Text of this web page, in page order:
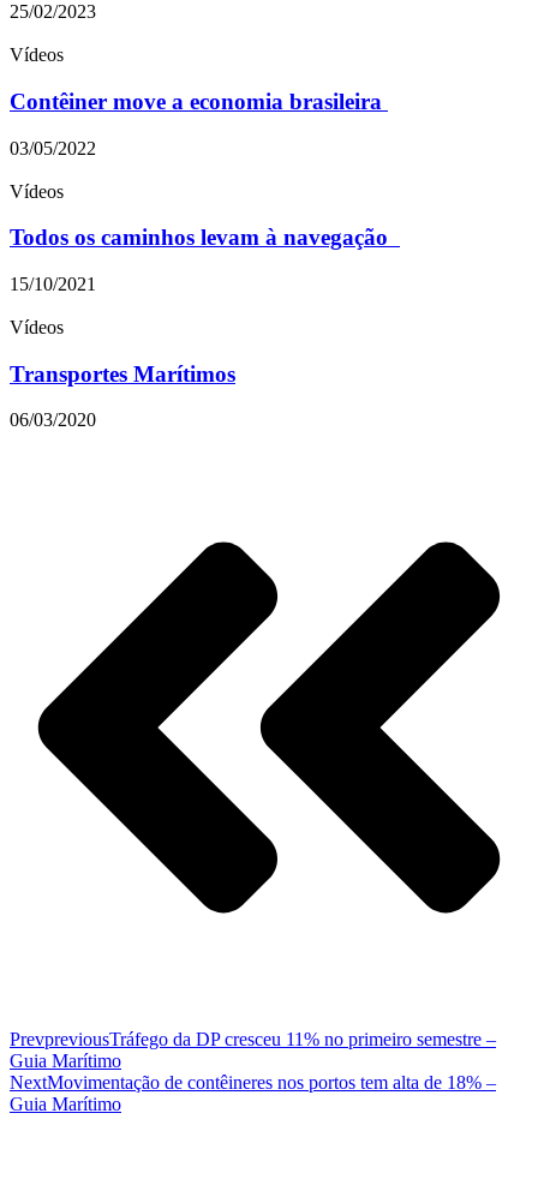
25/02/2023
Vídeos
Contêiner move a economia brasileira
03/05/2022
Vídeos
Todos os caminhos levam à navegação
15/10/2021
Vídeos
Transportes Marítimos
06/03/2020
PrevpreviousTráfego da DP cresceu 11% no primeiro semestre –
Guia Marítimo
NextMovimentação de contêineres nos portos tem alta de 18% –
Guia Marítimo